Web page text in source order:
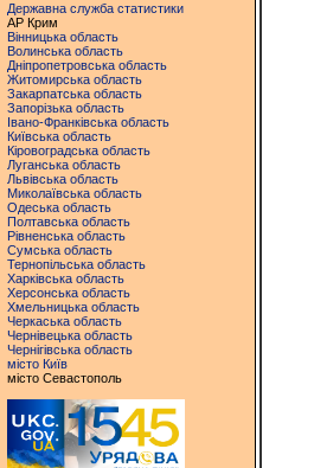
Державна служба статистики
АР Крим
Вінницька область
Волинська область
Дніпропетровська область
Житомирська область
Закарпатська область
Запорізька область
Івано-Франківська область
Київська область
Кіровоградська область
Луганська область
Львівська область
Миколаївська область
Одеська область
Полтавська область
Рівненська область
Сумська область
Тернопільська область
Харківська область
Херсонська область
Хмельницька область
Черкаська область
Чернівецька область
Чернігівська область
місто Київ
місто Севастополь